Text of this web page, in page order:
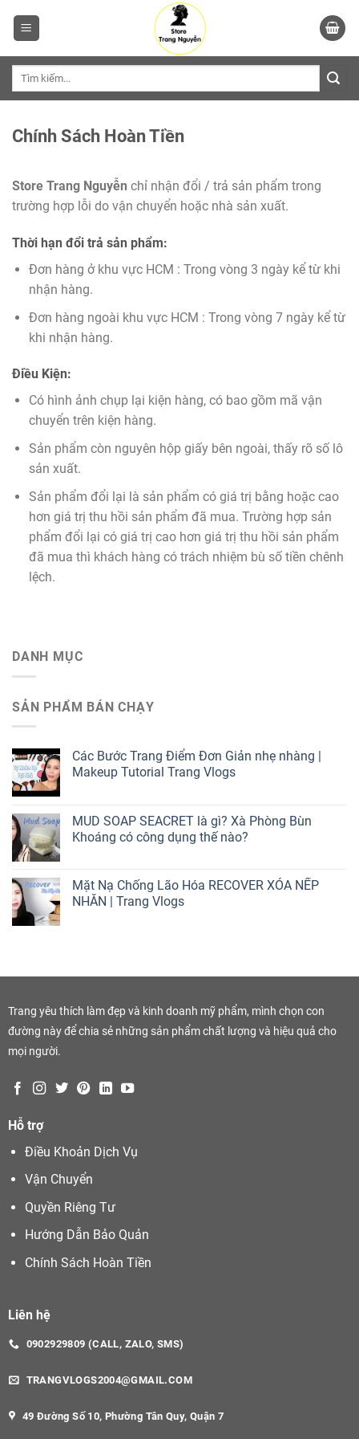
Tìm
Chính Sách Hoàn Tiền
Store Trang Nguyễn chỉ nhận đổi / trả sản phẩm trong
trường hợp lỗi do vận chuyển hoặc nhà sản xuất.
Thời hạn đổi trả sản phẩm:
Đơn hàng ở khu vực HCM : Trong vòng 3 ngày kể từ khi
nhận hàng.
Đơn hàng ngoài khu vực HCM : Trong vòng 7 ngày kể từ
khi nhận hàng.
Điều Kiện:
Có hình ảnh chụp lại kiện hàng, có bao gồm mã vận
chuyển trên kiện hàng.
Sản phẩm còn nguyên hộp giấy bên ngoài, thấy rõ số lô
sản xuất.
Sản phẩm đổi lại là sản phẩm có giá trị bằng hoặc cao
hơn giá trị thu hồi sản phẩm đã mua. Trường hợp sản
phẩm đổi lại có giá trị cao hơn giá trị thu hồi sản phẩm
đã mua thì khách hàng có trách nhiệm bù số tiền chênh
lệch.
DANH MỤC
SẢN PHẨM BÁN CHẠY
Các Bước Trang Điểm Đơn Giản nhẹ nhàng |
Makeup Tutorial Trang Vlogs
MUD SOAP SEACRET là gì? Xà Phòng Bùn
Khoáng có công dụng thế nào?
Mặt Nạ Chống Lão Hóa RECOVER XÓA NẾP
NHĂN | Trang Vlogs
Trang yêu thích làm đẹp và kinh doanh mỹ phẩm, mình chọn con
đường này để chia sẻ những sản phẩm chất lượng và hiệu quả cho
mọi người.
Hỗ trợ
Điều Khoản Dịch Vụ
Vận Chuyển
Quyền Riêng Tư
Hướng Dẫn Bảo Quản
Chính Sách Hoàn Tiền
Liên hệ
0902929809 (CALL, ZALO, SMS)
TRANGVLOGS2004@GMAIL.COM
49 Đường Số 10, Phường Tân Quy, Quận 7